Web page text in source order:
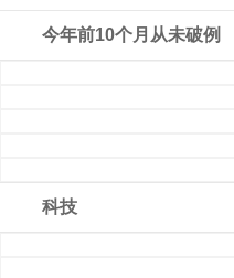
今年前10个月从未破例
科技